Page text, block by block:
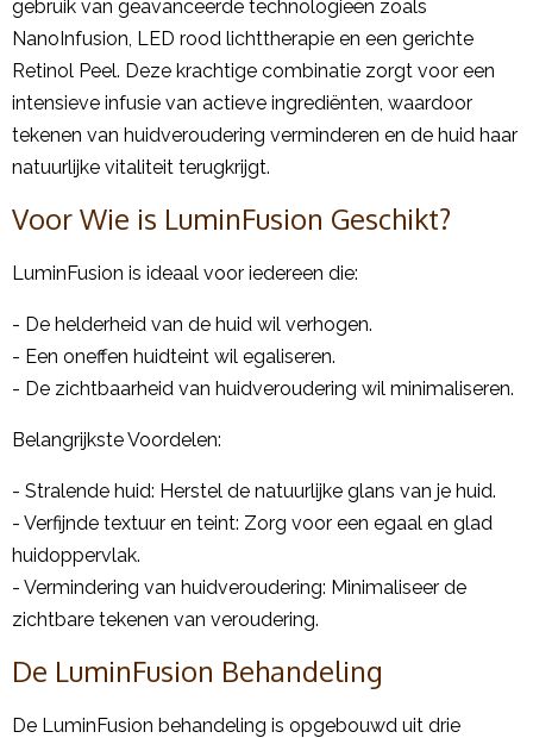
gebruik van geavanceerde technologieën zoals
NanoInfusion, LED rood lichttherapie en een gerichte
Retinol Peel. Deze krachtige combinatie zorgt voor een
intensieve infusie van actieve ingrediënten, waardoor
tekenen van huidveroudering verminderen en de huid haar
natuurlijke vitaliteit terugkrijgt.
Voor Wie is LuminFusion Geschikt?
LuminFusion is ideaal voor iedereen die:
- De helderheid van de huid wil verhogen.
- Een oneffen huidteint wil egaliseren.
- De zichtbaarheid van huidveroudering wil minimaliseren.
Belangrijkste Voordelen:
- Stralende huid: Herstel de natuurlijke glans van je huid.
- Verfijnde textuur en teint: Zorg voor een egaal en glad
huidoppervlak.
- Vermindering van huidveroudering: Minimaliseer de
zichtbare tekenen van veroudering.
De LuminFusion Behandeling
De LuminFusion behandeling is opgebouwd uit drie